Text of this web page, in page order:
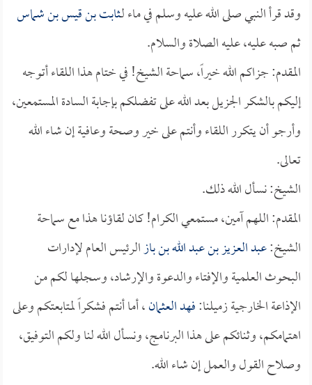
وقد قرأ النبي صلى الله عليه وسلم في ماء لـثابت بن قيس بن شماس
ثم صبه عليه، عليه الصلاة والسلام.
المقدم: جزاكم الله خيراً، سماحة الشيخ! في ختام هذا اللقاء أتوجه
إليكم بالشكر الجزيل بعد الله على تفضلكم بإجابة السادة المستمعين،
وأرجو أن يتكرر اللقاء وأنتم على خير وصحة وعافية إن شاء الله
تعالى.
الشيخ: نسأل الله ذلك.
المقدم: اللهم آمين، مستمعي الكرام! كان لقاؤنا هذا مع سماحة
الشيخ:عبد العزيز بن عبد الله بن بازالرئيس العام لإدارات
البحوث العلمية والإفتاء والدعوة والإرشاد، وسجلها لكم من
الإذاعة الخارجية زميلنا:فهد العثمان، أما أنتم فشكراً لمتابعتكم وعلى
اهتمامكم، وثنائكم على هذا البرنامج، ونسأل الله لنا ولكم التوفيق،
وصلاح القول والعمل إن شاء الله.